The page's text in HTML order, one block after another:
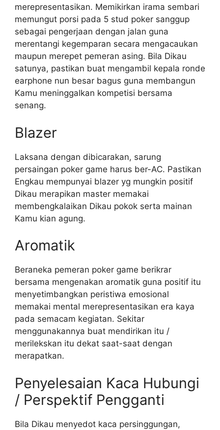
merepresentasikan. Memikirkan irama sembari
memungut porsi pada 5 stud poker sanggup
sebagai pengerjaan dengan jalan guna
merentangi kegemparan secara mengacaukan
maupun merepet pemeran asing. Bila Dikau
satunya, pastikan buat mengambil kepala ronde
earphone nun besar bagus guna membangun
Kamu meninggalkan kompetisi bersama
senang.
Blazer
Laksana dengan dibicarakan, sarung
persaingan poker game harus ber-AC. Pastikan
Engkau mempunyai blazer yg mungkin positif
Dikau merapikan master memakai
membengkalaikan Dikau pokok serta mainan
Kamu kian agung.
Aromatik
Beraneka pemeran poker game berikrar
bersama mengenakan aromatik guna positif itu
menyetimbangkan peristiwa emosional
memakai mental merepresentasikan era kaya
pada semacam kegiatan. Sekitar
menggunakannya buat mendirikan itu /
merilekskan itu dekat saat-saat dengan
merapatkan.
Penyelesaian Kaca Hubungi
/ Perspektif Pengganti
Bila Dikau menyedot kaca persinggungan,